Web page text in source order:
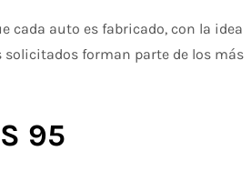
cada auto es fabricado, con la idea
solicitados forman parte de los más
95